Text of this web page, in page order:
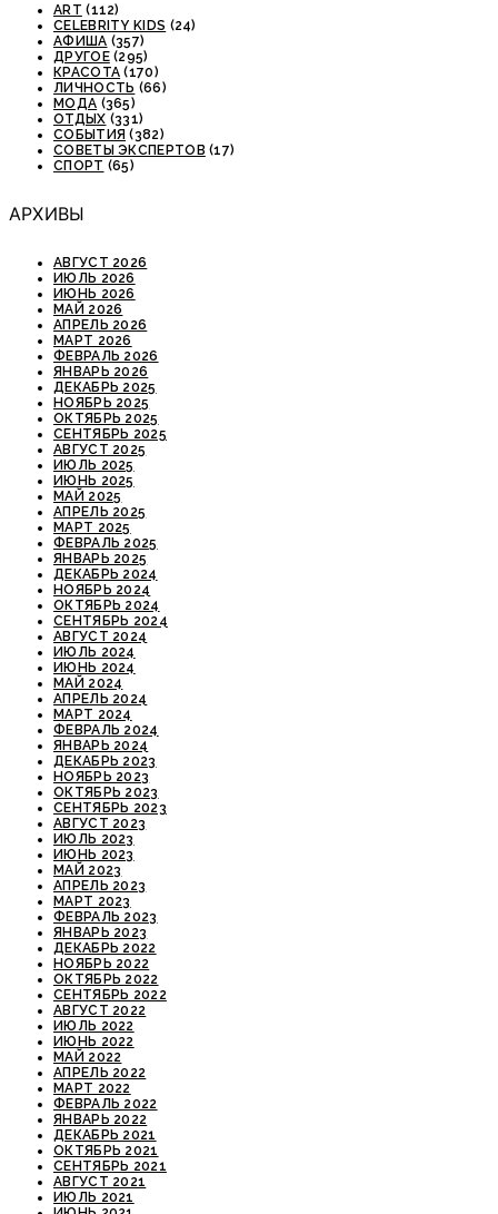
ART (112)
CELEBRITY KIDS (24)
АФИША (357)
ДРУГОЕ(295)
КРАСОТА (170)
ЛИЧНОСТЬ (66)
МОДА (365)
ОТДЫХ (331)
СОБЫТИЯ (382)
СОВЕТЫ ЭКСПЕРТОВ (17)
СПОРТ (65)
АРХИВЫ
АВГУСТ 2026
ИЮЛЬ 2026
ИЮНЬ 2026
МАЙ 2026
АПРЕЛЬ 2026
МАРТ 2026
ФЕВРАЛЬ 2026
ЯНВАРЬ 2026
ДЕКАБРЬ 2025
НОЯБРЬ 2025
ОКТЯБРЬ 2025
СЕНТЯБРЬ 2025
АВГУСТ 2025
ИЮЛЬ 2025
ИЮНЬ 2025
МАЙ 2025
АПРЕЛЬ 2025
МАРТ 2025
ФЕВРАЛЬ 2025
ЯНВАРЬ 2025
ДЕКАБРЬ 2024
НОЯБРЬ 2024
ОКТЯБРЬ 2024
СЕНТЯБРЬ 2024
АВГУСТ 2024
ИЮЛЬ 2024
ИЮНЬ 2024
МАЙ 2024
АПРЕЛЬ 2024
МАРТ 2024
ФЕВРАЛЬ 2024
ЯНВАРЬ 2024
ДЕКАБРЬ 2023
НОЯБРЬ 2023
ОКТЯБРЬ 2023
СЕНТЯБРЬ 2023
АВГУСТ 2023
ИЮЛЬ 2023
ИЮНЬ 2023
МАЙ 2023
АПРЕЛЬ 2023
МАРТ 2023
ФЕВРАЛЬ 2023
ЯНВАРЬ 2023
ДЕКАБРЬ 2022
НОЯБРЬ 2022
ОКТЯБРЬ 2022
СЕНТЯБРЬ 2022
АВГУСТ 2022
ИЮЛЬ 2022
ИЮНЬ 2022
МАЙ 2022
АПРЕЛЬ 2022
МАРТ 2022
ФЕВРАЛЬ 2022
ЯНВАРЬ 2022
ДЕКАБРЬ 2021
ОКТЯБРЬ 2021
СЕНТЯБРЬ 2021
АВГУСТ 2021
ИЮЛЬ 2021